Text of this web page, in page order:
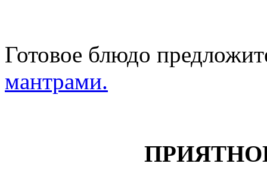
Готовое блюдо
мантрами.